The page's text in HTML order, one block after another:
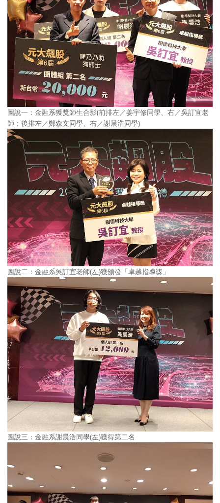
圖說一：金融系獲獎師生合影(前排左／姜宇修同學、右／吳訂宜老
師；後排左／鄭森文同學、右／謝晨浩同學)
圖說二：金融系吳訂宜老師(左)獲頒發「卓越指導獎」
圖說三：金融系謝晨浩同學(左)獲得第二名